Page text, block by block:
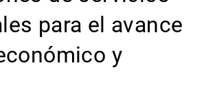
para el avance
y